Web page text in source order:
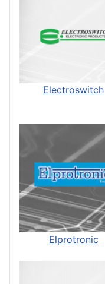
Electroswitch
Elprotronic